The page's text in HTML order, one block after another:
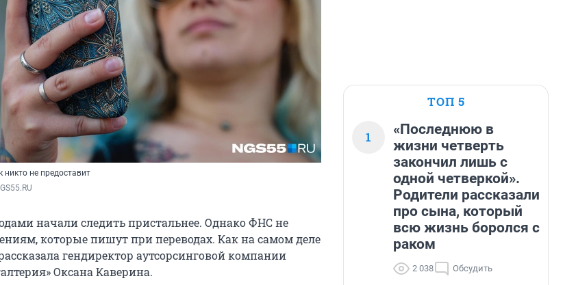
не предоставит
начали следить пристальнее. Однако ФНС не
которые пишут при переводах. Как на самом деле
гендиректор аутсорсинговой компании
Оксана Каверина.
ТОП 5
1
«Последнюю в
жизни четверть
закончил лишь с
одной четверкой».
Родители рассказали
про сына, который
всю жизнь боролся с
раком
2 038 Обсудить